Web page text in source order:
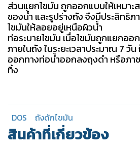
ส่วนแยกไขมัน ถูกออกแบบให้เหมาะ
ของน้ำ และรูปร่างถัง จึงมีประสิทธิ
ไขมันให้ลอยอยู่เหนือผิวน้ำ
ท่อระบายไขมัน เมื่อไขมันถูกแยกออ
ภายในถัง ในระยะเวลาประมาณ 7 วั
ออกทางท่อน้ำออกลงถุงดำ หรือภาช
ทิ้ง
DOS ถังดักไขมัน
สินค้าที่เกี่ยวข้อง